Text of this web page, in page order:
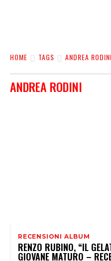
HOME TAGS ANDREA RODINI
ANDREA RODINI
RECENSIONI ALBUM
RENZO RUBINO, “IL
GIOVANE MATURO –